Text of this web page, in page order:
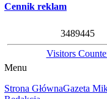
Cennik reklam
3489445
Visitors
Menu
Strona GłównaGazeta